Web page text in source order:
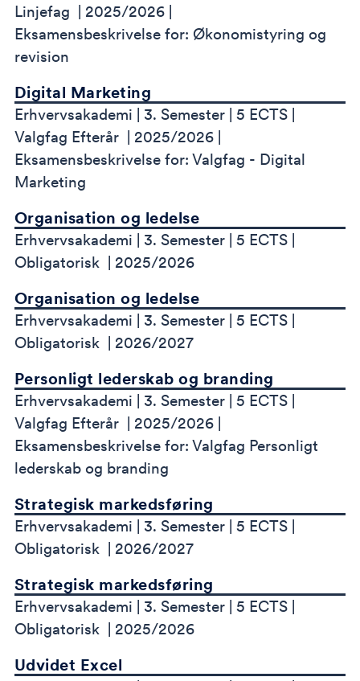
Linjefag
2025/2026
Eksamensbeskrivelse for: Økonomistyring og
revision
Digital Marketing
Erhvervsakademi 3. Semester
5 ECTS
Valgfag Efterår
2025/2026
Eksamensbeskrivelse for: Valgfag - Digital
Marketing
Organisation og ledelse
Erhvervsakademi 3. Semester
5 ECTS
Obligatorisk
2025/2026
Organisation og ledelse
Erhvervsakademi 3. Semester
5 ECTS
Obligatorisk
2026/2027
Personligt lederskab og branding
Erhvervsakademi 3. Semester
5 ECTS
Valgfag Efterår
2025/2026
Eksamensbeskrivelse for: Valgfag Personligt
lederskab og branding
Strategisk markedsføring
Erhvervsakademi 3. Semester
5 ECTS
Obligatorisk
2026/2027
Strategisk markedsføring
Erhvervsakademi 3. Semester
5 ECTS
Obligatorisk
2025/2026
Udvidet Excel